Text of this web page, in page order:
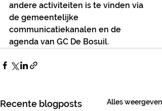
andere activiteiten is te vinden via
de gemeentelijke
communicatiekanalen en de
agenda van GC De Bosuil.
Recente blogposts Alles weergeven